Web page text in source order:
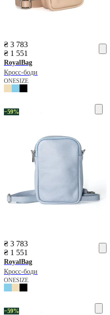
₴ 3 783
₴ 1 551
RoyalBag
Кросс-боди
ONESIZE
−59%
₴ 3 783
₴ 1 551
RoyalBag
Кросс-боди
ONESIZE
−59%